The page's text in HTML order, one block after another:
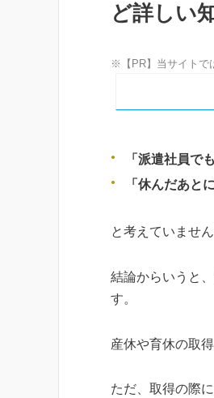
ど詳しい
「派遣社員で
「休んだあと
と考えていませ
結論からいうと
す。
産休や育休の取得
ただ、取得の際